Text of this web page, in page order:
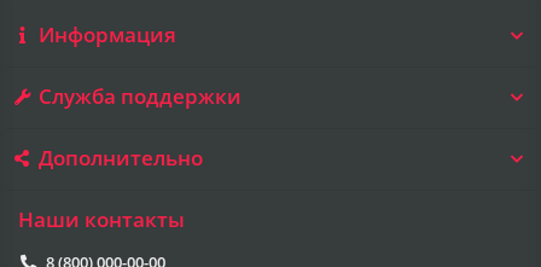
Информация
Служба поддержки
Дополнительно
Наши контакты
8 (800) 000-00-00